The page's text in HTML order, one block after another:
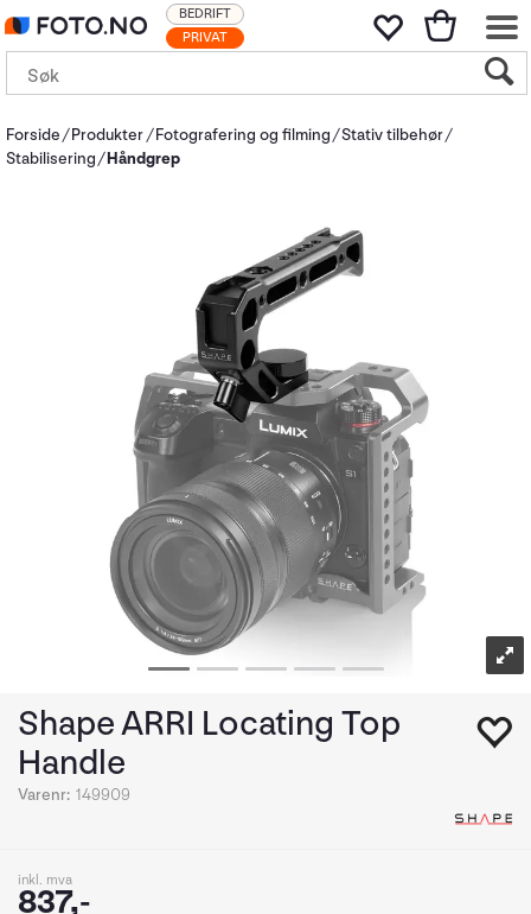
PRIVAT
BEDRIFT
Forside Produkter Fotografering og filming Stativ tilbehør
Stabilisering
Håndgrep
Shape ARRI Locating Top
Handle
Varenr: 149909
inkl. mva
837,-